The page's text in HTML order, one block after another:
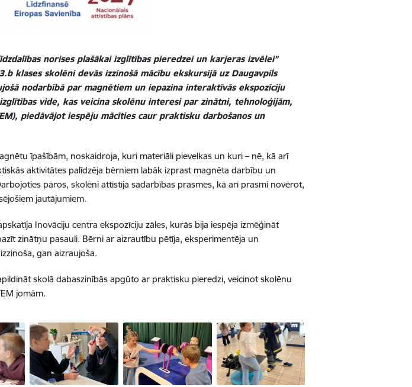
norises plašākai izglītības pieredzei un karjeras izvēlei”
klases skolēni devās izzinošā mācību ekskursijā uz Daugavpils
nodarbībā par magnētiem un iepazina interaktīvās ekspozīciju
vide, kas veicina skolēnu interesi par zinātni, tehnoloģijām,
piedāvājot iespēju mācīties caur praktisku darbošanos un
īpašībām, noskaidroja, kuri materiāli pievelkas un kuri – nē, kā arī
aktivitātes palīdzēja bērniem labāk izprast magnēta darbību un
pāros, skolēni attīstīja sadarbības prasmes, kā arī prasmi novērot,
jautājumiem.
Inovāciju centra ekspozīciju zāles, kurās bija iespēja izmēģināt
zinātņu pasauli. Bērni ar aizrautību pētīja, eksperimentēja un
gan aizraujoša.
skolā dabaszinībās apgūto ar praktisku pieredzi, veicinot skolēnu
jomām.